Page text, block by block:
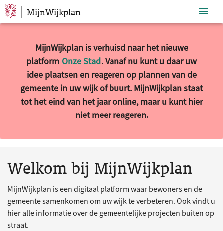
Sla navigatie over
MijnWijkplan
MijnWijkplan is verhuisd naar het nieuwe
platform Onze Stad. Vanaf nu kunt u daar uw
idee plaatsen en reageren op plannen van de
gemeente in uw wijk of buurt. MijnWijkplan staat
tot het eind van het jaar online, maar u kunt hier
niet meer reageren.
Welkom bij MijnWijkplan
MijnWijkplan is een digitaal platform waar bewoners en de
gemeente samenkomen om uw wijk te verbeteren. Ook vindt u
hier alle informatie over de gemeentelijke projecten buiten op
straat.